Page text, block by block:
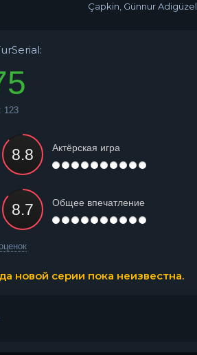
Çapkin, Günnur Adigüzel
123
Актёрская игра
Общее впечатление
новой серии пока неизвестна.